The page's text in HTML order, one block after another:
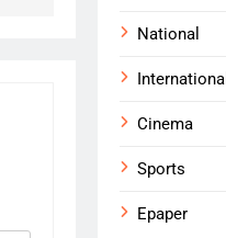
National
International
Cinema
Sports
Epaper